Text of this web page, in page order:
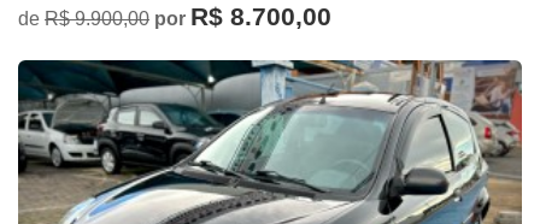
de R$ 9.900,00 por R$ 8.700,00